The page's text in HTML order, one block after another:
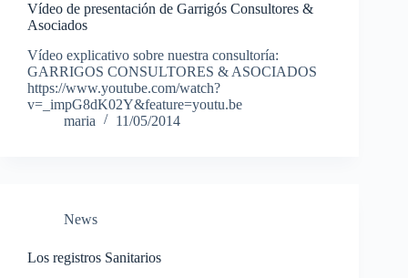
Vídeo de presentación de Garrigós Consultores &
Asociados
Vídeo explicativo sobre nuestra consultoría:
GARRIGOS CONSULTORES & ASOCIADOS
https://www.youtube.com/watch?
v=_impG8dK02Y&feature=youtu.be
maria
11/05/2014
News
Los registros Sanitarios